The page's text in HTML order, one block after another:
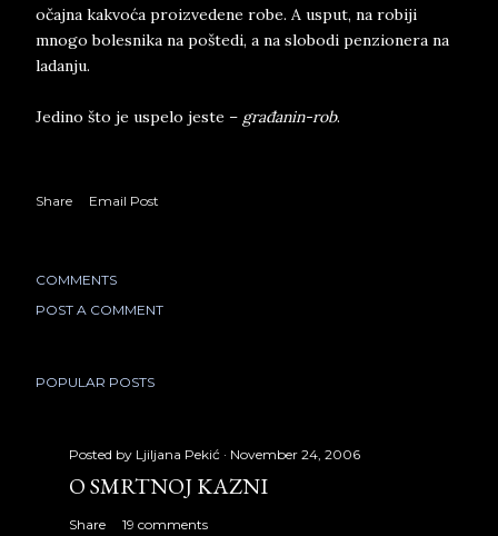
očajna kakvoća proizvedene robe. A usput, na robiji
mnogo bolesnika na poštedi, a na slobodi penzionera na
ladanju.
Jedino što je uspelo jeste – građanin-rob.
Share Email Post
COMMENTS
POST A COMMENT
POPULAR POSTS
Posted by Ljiljana Pekić November 24, 2006
O SMRTNOJ KAZNI
Share 19 comments